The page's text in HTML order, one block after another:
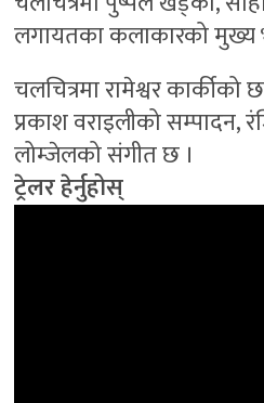
लगायतका कलाकारको मुख्य
चलचित्रमा रामेश्वर कार्कीको
प्रकाश वराइलीको सम्पादन,
लोम्जेलको संगीत छ ।
ट्रेलर हेर्नुहोस्